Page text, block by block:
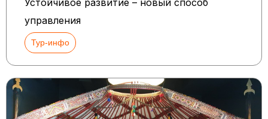
управления
Тур-инфо